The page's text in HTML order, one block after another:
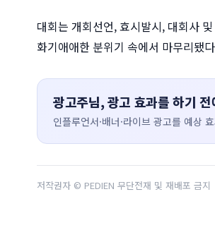
대회는 개회선언, 효시발시, 대회사
화기애애한 분위기 속에서 마무리됐
광고주님, 광고 효과를 하기
인플루언서·배너·라이브 광고를 예상
저작권자 © PEDIEN 무단전재 및 재배포 금지